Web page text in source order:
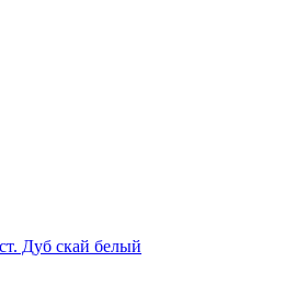
Дуб скай белый